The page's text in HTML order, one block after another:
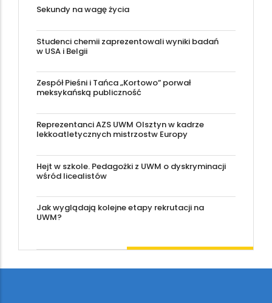
Sekundy na wagę życia
Studenci chemii zaprezentowali wyniki badań
w USA i Belgii
Zespół Pieśni i Tańca „Kortowo” porwał
meksykańską publiczność
Reprezentanci AZS UWM Olsztyn w kadrze
lekkoatletycznych mistrzostw Europy
Hejt w szkole. Pedagożki z UWM o dyskryminacji
wśród licealistów
Jak wyglądają kolejne etapy rekrutacji na
UWM?